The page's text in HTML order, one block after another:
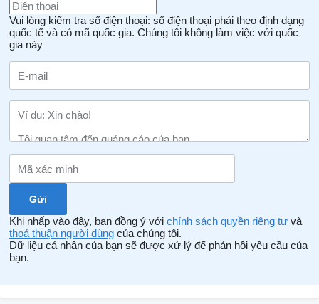
Vui lòng kiểm tra số điện thoại: số điện thoại phải theo định dạng
quốc tế và có mã quốc gia. Chúng tôi không làm việc với quốc
gia này
Khi nhấp vào đây, bạn đồng ý với chính sách quyền riêng tư và
thoả thuận người dùng của chúng tôi.
Dữ liệu cá nhân của bạn sẽ được xử lý để phản hồi yêu cầu của
bạn.